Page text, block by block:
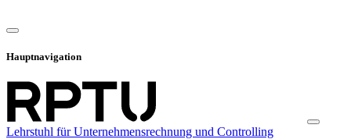
Hauptnavigation
Lehrstuhl für Unternehmensrechnung und Controlling